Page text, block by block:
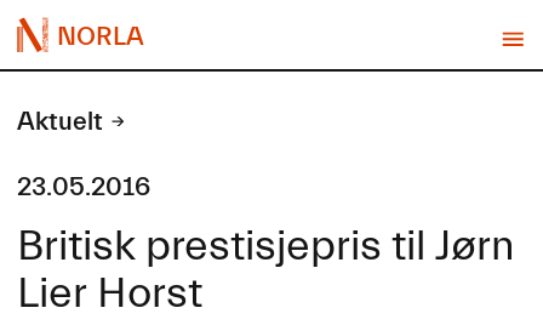
NORLA
Aktuelt
23.05.2016
Britisk prestisjepris til Jørn
Lier Horst